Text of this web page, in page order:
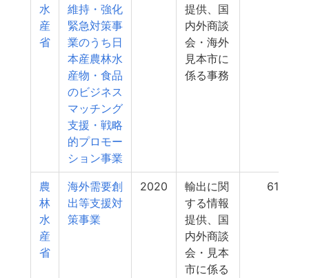
水
産
省
維持・強化
緊急対策事
業のうち日
本産農林水
産物・食品
のビジネス
マッチング
支援・戦略
的プロモー
ション事業
提供、国
内外商談
会・海外
見本市に
係る事務
農
林
水
産
省
海外需要創
出等支援対
策事業
2020
輸出に関
する情報
提供、国
内外商談
会・見本
市に係る
612